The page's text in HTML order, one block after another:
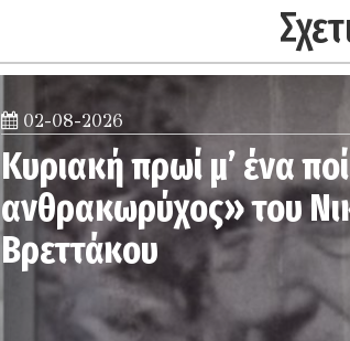
02-08-2026
Κυριακή πρωί μ’ ένα
ανθρακωρύχος» του
Βρεττάκου